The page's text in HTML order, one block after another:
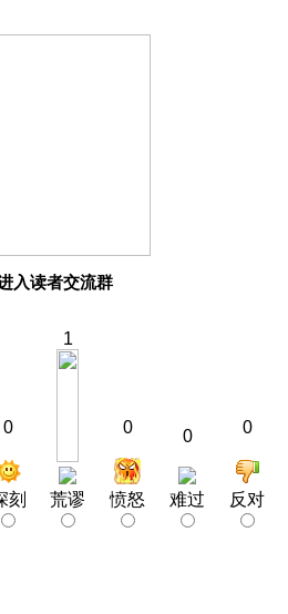
入读者交流群
0
刻
1
荒谬
0
愤怒
0
难过
0
反对